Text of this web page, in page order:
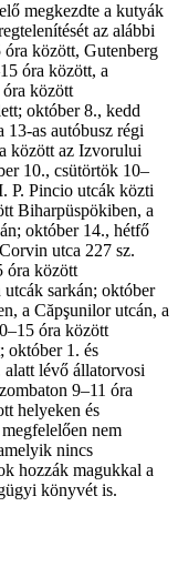
megkezdte a kutyák
az alábbi
között, Gutenberg
óra között, a
között
október 8., kedd
as autóbusz régi
között az Izvorului
10., csütörtök 10–
P. Pincio utcák közti
Biharpüspökiben, a
október 14., hétfő
utca 227 sz.
óra között
sarkán; október
a Căpşunilor utcán, a
óra között
október 1. és
lévő állatorvosi
9–11 óra
helyeken és
nem
nincs
hozzák magukkal a
könyvét is.